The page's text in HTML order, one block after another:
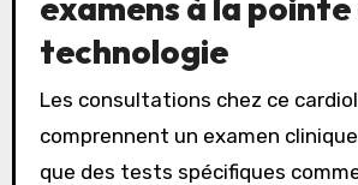
technologie
Les consultations chez ce
comprennent un examen
que des tests spécifiques